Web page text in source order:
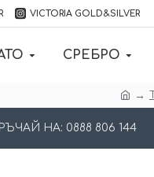
VICTORIA GOLD&SILVER
СРЕБРО
НА: 0888 806 144